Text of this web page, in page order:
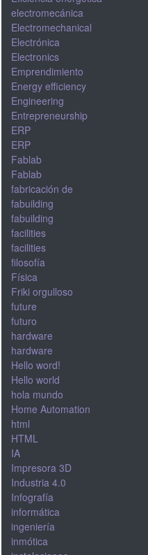
electromecánica
Electromechanical
Electrónica
Electronics
Emprendimiento
Energy efficiency
Engineering
Entrepreneurship
ERP
ERP
Fablab
Fablab
fabricación de
fabuilding
fabuilding
facilities
facilities
filosofía
Física
Friki orgulloso
future
futuro
hardware
hardware
Hello word!
Hello world
hola mundo
Home Automation
html
HTML
IA
Impresora 3D
Industria 4.0
Infografía
informática
ingeniería
inmótica